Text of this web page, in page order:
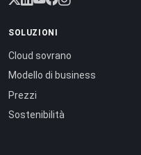
SOLUZIONI
Cloud sovrano
Modello di business
Prezzi
Sostenibilità